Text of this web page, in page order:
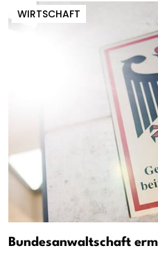
WIRTSCHAFT
Bundesanwaltschaft